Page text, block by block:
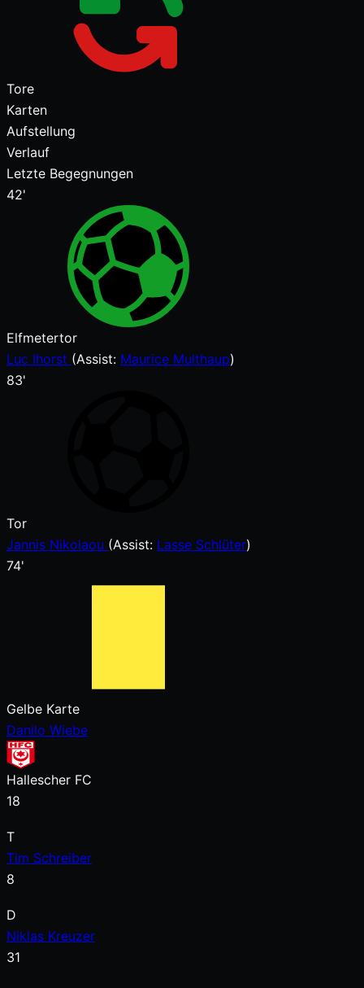
Tore
Karten
Aufstellung
Verlauf
Letzte Begegnungen
42'
Elfmetertor
Luc Ihorst (Assist: Maurice Multhaup)
83'
Tor
Jannis Nikolaou (Assist: Lasse Schlüter)
74'
Gelbe Karte
Danilo Wiebe
Hallescher FC
18
T
Tim Schreiber
8
D
Niklas Kreuzer
31